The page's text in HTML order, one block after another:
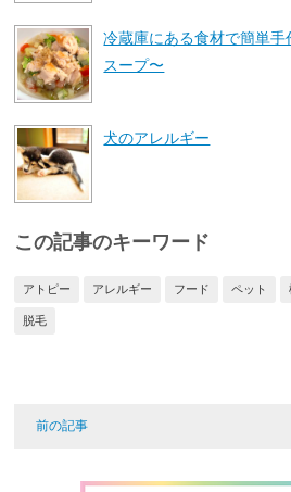
冷蔵庫にある食材で簡単
スープ〜
犬のアレルギー
この記事のキーワード
アトピー アレルギー フード ペット
脱毛
前の記事